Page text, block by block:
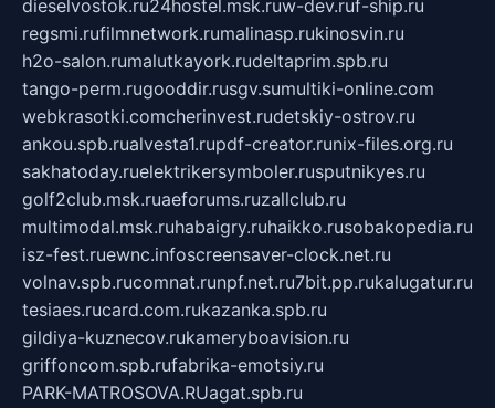
dieselvostok.ru24hostel.msk.ruw-dev.ruf-ship.ru
regsmi.rufilmnetwork.rumalinasp.rukinosvin.ru
h2o-salon.rumalutkayork.rudeltaprim.spb.ru
tango-perm.rugooddir.rusgv.sumultiki-online.com
webkrasotki.comcherinvest.rudetskiy-ostrov.ru
ankou.spb.rualvesta1.rupdf-creator.runix-files.org.ru
sakhatoday.ruelektrikersymboler.rusputnikyes.ru
golf2club.msk.ruaeforums.ruzallclub.ru
multimodal.msk.ruhabaigry.ruhaikko.rusobakopedia.ru
isz-fest.ruewnc.infoscreensaver-clock.net.ru
volnav.spb.rucomnat.runpf.net.ru7bit.pp.rukalugatur.ru
tesiaes.rucard.com.rukazanka.spb.ru
gildiya-kuznecov.rukameryboavision.ru
griffoncom.spb.rufabrika-emotsiy.ru
PARK-MATROSOVA.RUagat.spb.ru